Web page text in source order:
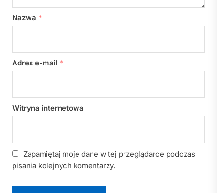
Nazwa *
Adres e-mail *
Witryna internetowa
Zapamiętaj moje dane w tej przeglądarce podczas
pisania kolejnych komentarzy.